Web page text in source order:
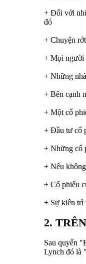
+ Đối với
đó
+ Chuyện
+ Mọi người
+ Những
+ Bên cạnh
+ Một cổ
+ Đầu tư cổ
+ Những cổ
+ Nếu
+ Cổ phiếu
+ Sự kiên trì
2.
Sau quyển
Lynch đó là